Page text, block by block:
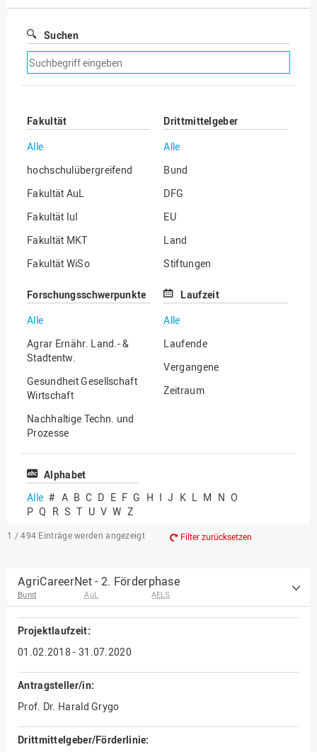
Suchen
Suchfilter
entfernen
Fakultät
Alle
hochschulübergreifend
Fakultät AuL
Fakultät IuI
Fakultät MKT
Fakultät WiSo
Drittmittelgeber
Alle
Bund
DFG
EU
Land
Stiftungen
Sonstige
Forschungsschwerpunkte
Alle
Agrar Ernähr. Land.- &
Stadtentw.
Gesundheit Gesellschaft
Wirtschaft
Nachhaltige Techn. und
Prozesse
Vielfältiges Forschen
Laufzeit
Alle
Laufende
Vergangene
Zeitraum
Alphabet
Alle # A B C D E F G H I J K L M N O
P Q R S T U V W Z
1 / 494 Einträge werden angezeigt Filter zurücksetzen
AgriCareerNet - 2. Förderphase
Bund AuL AELS
Projektlaufzeit:
01.02.2018 - 31.07.2020
Antragsteller/in:
Prof. Dr. Harald Grygo
Drittmittelgeber/Förderlinie: